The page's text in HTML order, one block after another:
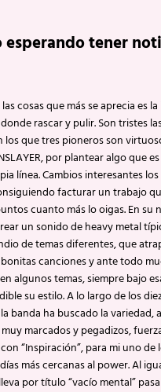
tener
cosas que más se aprecia es
rascar y pulir. Son tristes
que tres pioneros son
por plantear algo que
línea. Cambios interesantes
facturar un trabajo
cuanto más lo oigas. En su
un sonido de heavy metal
de temas diferentes, que
canciones y ante todo
algunos temas, siempre bajo
su estilo. A lo largo de los
banda ha buscado la
marcados y pegadizos,
“Inspiración”, para mi uno
más cercanas al power. Al
por título “vacío mental”